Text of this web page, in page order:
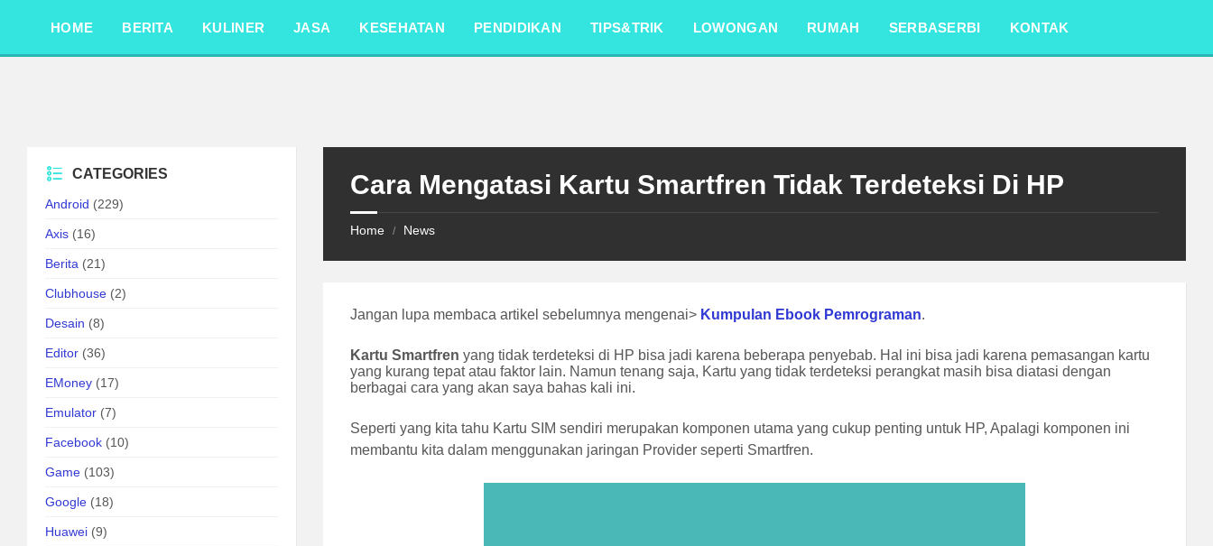
sidebar
HOME BERITA KULINER JASA KESEHATAN PENDIDIKAN TIPS&TRIK LOWONGAN RUMAH SERBASERBI KONTAK
Cara Mengatasi Kartu Smartfren Tidak Terdeteksi Di HP
Home / News
Jangan lupa membaca artikel sebelumnya mengenai> Kumpulan Ebook Pemrograman.
Kartu Smartfren yang tidak terdeteksi di HP bisa jadi karena beberapa penyebab. Hal ini bisa jadi karena pemasangan kartu
yang kurang tepat atau faktor lain. Namun tenang saja, Kartu yang tidak terdeteksi perangkat masih bisa diatasi dengan
berbagai cara yang akan saya bahas kali ini.
Seperti yang kita tahu Kartu SIM sendiri merupakan komponen utama yang cukup penting untuk HP, Apalagi komponen ini
membantu kita dalam menggunakan jaringan Provider seperti Smartfren.
CATEGORIES
Android (229)
Axis (16)
Berita (21)
Clubhouse (2)
Desain (8)
Editor (36)
EMoney (17)
Emulator (7)
Facebook (10)
Game (103)
Google (18)
Huawei (9)